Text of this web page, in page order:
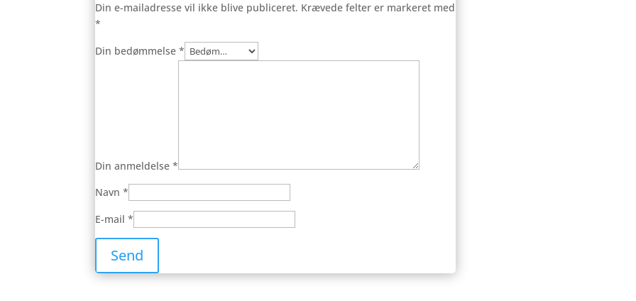
Din e-mailadresse vil ikke blive publiceret. Krævede felter er markeret med
*
Din bedømmelse*
Din anmeldelse*
Navn*
E-mail*